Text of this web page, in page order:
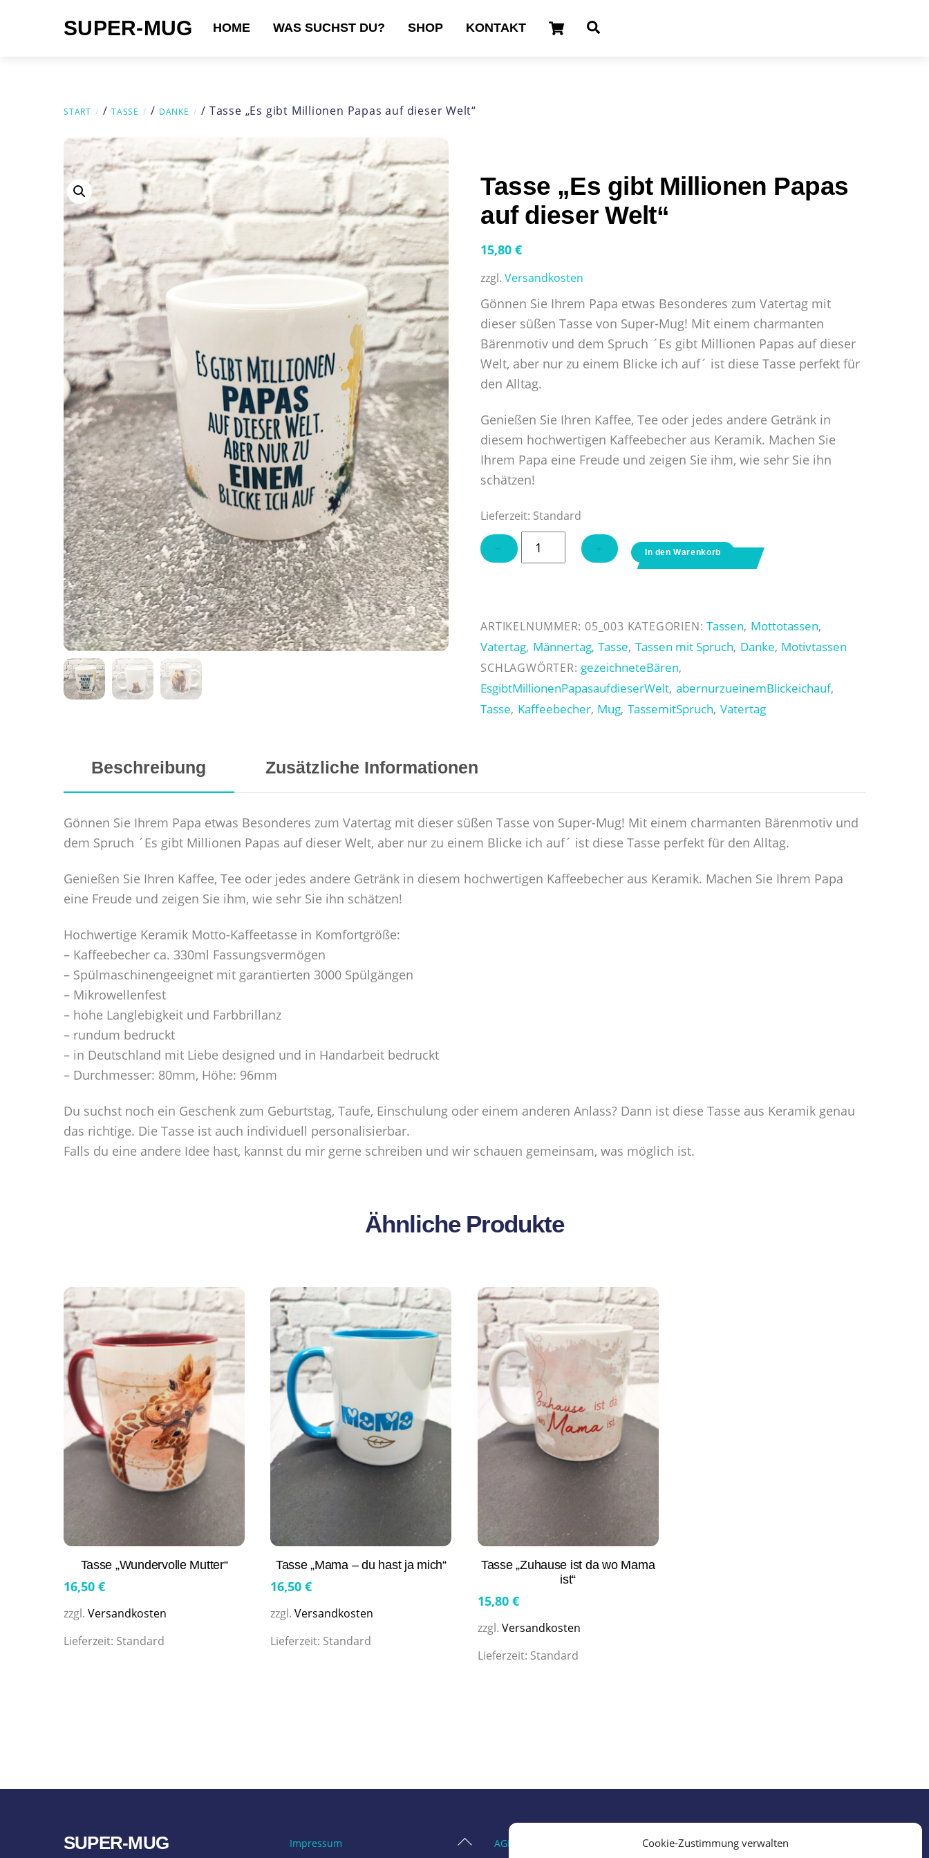
Cookie-Zustimmung verwalten
SUPER-MUG Cart
HOME WAS SUCHST DU? SHOP KONTAKT
START / TASSE / DANKE / Tasse „Es gibt Millionen Papas auf dieser Welt“
Tasse „Es gibt Millionen Papas
auf dieser Welt“
15,80€
zzgl.Versandkosten
Gönnen Sie Ihrem Papa etwas Besonderes zum Vatertag mit
dieser süßen Tasse von Super-Mug! Mit einem charmanten
Bärenmotiv und dem Spruch ´Es gibt Millionen Papas auf dieser
Welt, aber nur zu einem Blicke ich auf´ ist diese Tasse perfekt für
den Alltag.
Genießen Sie Ihren Kaffee, Tee oder jedes andere Getränk in
diesem hochwertigen Kaffeebecher aus Keramik. Machen Sie
Ihrem Papa eine Freude und zeigen Sie ihm, wie sehr Sie ihn
schätzen!
Lieferzeit: Standard
−
Tasse
"Es
Papas
auf
dieser
Welt"
Menge
+ In den Warenkorb
ARTIKELNUMMER: 05_003 KATEGORIEN:Tassen, Mottotassen,
Vatertag, Männertag,Tasse, Tassen mit Spruch, Danke, Motivtassen
SCHLAGWÖRTER: gezeichneteBären,
EsgibtMillionenPapasaufdieserWelt, abernurzueinemBlickeichauf,
Tasse, Kaffeebecher, Mug, TassemitSpruch, Vatertag
Beschreibung Zusätzliche Informationen
Gönnen Sie Ihrem Papa etwas Besonderes zum Vatertag mit dieser süßen Tasse von Super-Mug! Mit einem charmanten Bärenmotiv und
dem Spruch ´Es gibt Millionen Papas auf dieser Welt, aber nur zu einem Blicke ich auf´ ist diese Tasse perfekt für den Alltag.
Genießen Sie Ihren Kaffee, Tee oder jedes andere Getränk in diesem hochwertigen Kaffeebecher aus Keramik. Machen Sie Ihrem Papa
eine Freude und zeigen Sie ihm, wie sehr Sie ihn schätzen!
Hochwertige Keramik Motto-Kaffeetasse in Komfortgröße:
– Kaffeebecher ca. 330ml Fassungsvermögen
– Spülmaschinengeeignet mit garantierten 3000 Spülgängen
– Mikrowellenfest
– hohe Langlebigkeit und Farbbrillanz
– rundum bedruckt
– in Deutschland mit Liebe designed und in Handarbeit bedruckt
– Durchmesser: 80mm, Höhe: 96mm
Du suchst noch ein Geschenk zum Geburtstag, Taufe, Einschulung oder einem anderen Anlass? Dann ist diese Tasse aus Keramik genau
das richtige. Die Tasse ist auch individuell personalisierbar.
Falls du eine andere Idee hast, kannst du mir gerne schreiben und wir schauen gemeinsam, was möglich ist.
Ähnliche Produkte
Tasse „Wundervolle Mutter“
16,50 €
zzgl. Versandkosten
Lieferzeit: Standard
Tasse „Mama – du hast ja mich“
16,50€
zzgl.Versandkosten
Lieferzeit: Standard
Tasse „Zuhause ist da wo Mama
ist“
15,80 €
zzgl. Versandkosten
Lieferzeit: Standard
Back
SUPER-MUG Impressum AGB